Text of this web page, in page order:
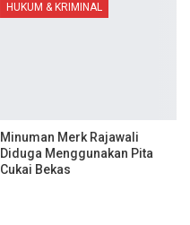
HUKUM & KRIMINAL
Minuman Merk Rajawali
Diduga Menggunakan Pita
Cukai Bekas